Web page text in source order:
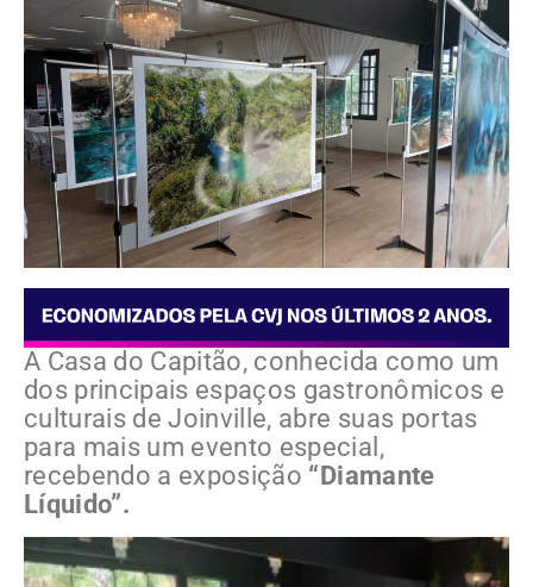
A Casa do Capitão, conhecida como um
dos principais espaços gastronômicos e
culturais de Joinville, abre suas portas
para mais um evento especial,
recebendo a exposição “Diamante
Líquido”.